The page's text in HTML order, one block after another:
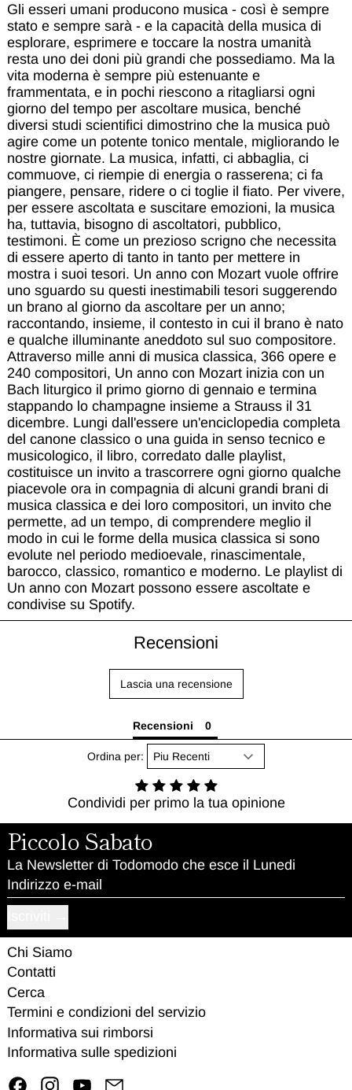
Gli esseri umani producono musica - così è sempre
stato e sempre sarà - e la capacità della musica di
esplorare, esprimere e toccare la nostra umanità
resta uno dei doni più grandi che possediamo. Ma la
vita moderna è sempre più estenuante e
frammentata, e in pochi riescono a ritagliarsi ogni
giorno del tempo per ascoltare musica, benché
diversi studi scientifici dimostrino che la musica può
agire come un potente tonico mentale, migliorando le
nostre giornate. La musica, infatti, ci abbaglia, ci
commuove, ci riempie di energia o rasserena; ci fa
piangere, pensare, ridere o ci toglie il fiato. Per vivere,
per essere ascoltata e suscitare emozioni, la musica
ha, tuttavia, bisogno di ascoltatori, pubblico,
testimoni. È come un prezioso scrigno che necessita
di essere aperto di tanto in tanto per mettere in
mostra i suoi tesori. Un anno con Mozart vuole offrire
uno sguardo su questi inestimabili tesori suggerendo
un brano al giorno da ascoltare per un anno;
raccontando, insieme, il contesto in cui il brano è nato
e qualche illuminante aneddoto sul suo compositore.
Attraverso mille anni di musica classica, 366 opere e
240 compositori, Un anno con Mozart inizia con un
Bach liturgico il primo giorno di gennaio e termina
stappando lo champagne insieme a Strauss il 31
dicembre. Lungi dall'essere un'enciclopedia completa
del canone classico o una guida in senso tecnico e
musicologico, il libro, corredato dalle playlist,
costituisce un invito a trascorrere ogni giorno qualche
piacevole ora in compagnia di alcuni grandi brani di
musica classica e dei loro compositori, un invito che
permette, ad un tempo, di comprendere meglio il
modo in cui le forme della musica classica si sono
evolute nel periodo medioevale, rinascimentale,
barocco, classico, romantico e moderno. Le playlist di
Un anno con Mozart possono essere ascoltate e
condivise su Spotify.
Recensioni
Lascia una recensione
Recensioni
Ordina per:
Condividi per primo la tua opinione
Piccolo Sabato
La Newsletter di Todomodo che esce il Lunedi
Indirizzo e-mail
Chi Siamo
Contatti
Cerca
Termini e condizioni del servizio
Informativa sui rimborsi
Informativa sulle spedizioni
FacebookInstagram
YouTube